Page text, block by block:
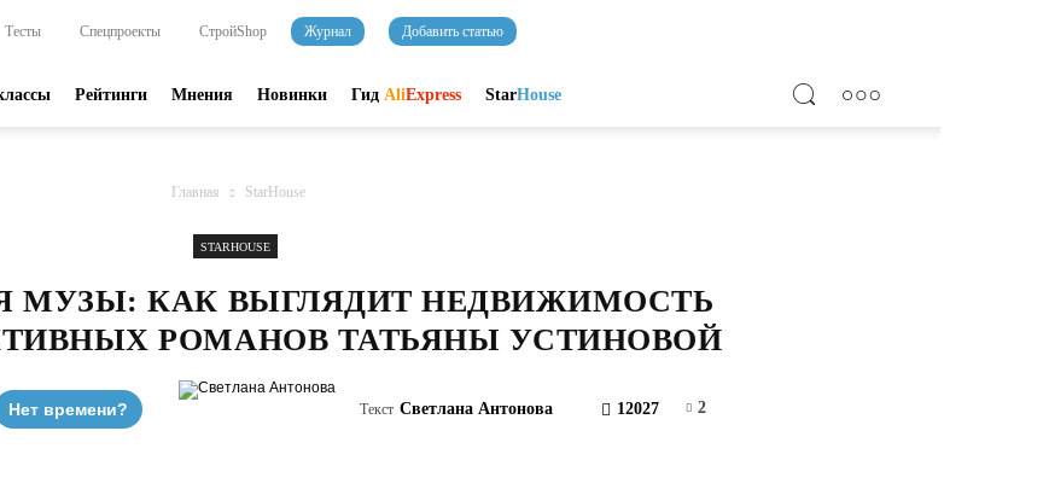
Тесты Спецпроекты СтройShop Журнал Добавить статью
Рейтинги Мнения Новинки Гид AliExpress StarHouse
Главная StarHouse
STARHOUSE
МУЗЫ: КАК ВЫГЛЯДИТ НЕДВИЖИМОСТЬ
РОМАНОВ ТАТЬЯНЫ УСТИНОВОЙ
Нет времени? Текст Светлана Антонова 12027 2